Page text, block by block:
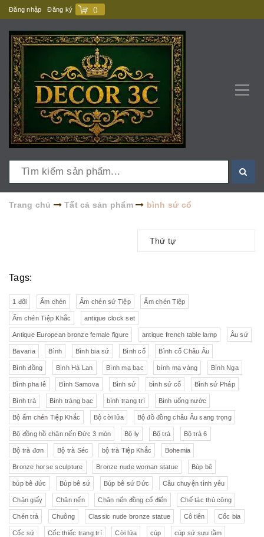
Đăng nhập Đăng ký ()
Trang chủ Tất cả sản phẩm bình sứ cổ
Thứ tự
Tags:
1 đôi Ấm chén Ấm chén sứ Tiệp Ấm chén Tiệp
Ấm chén Tiệp Khắc antique clock set
Antique European bronze female figure antique french table lamp Âu sứ
Bavaria Bình Bình bia sứ Bình cổ Bình cổ Châu Âu
Bình đồng Bình Hà Lan Bình mạ bạc bình mạ vàng Bình Nga
Bình pha lê Bình Samova Bình sứ bình sứ cổ Bình sứ Pháp
Bình trà Bình tráng bạc bình trang trí Bình uống nước
Bộ ấm chén Tiệp Khắc Bộ cời lửa Bộ đồ đồng châu Âu sang trọng
Bộ đồng hồ chân nến Đức 3 món Bộ ly Bộ trà Bộ trà 6
Bộ trà đơn Bộ trà Séc bộ trà Tiệp Khắc Bohemia
Bronze horse sculpture Bronze nude woman statue Búp bê
búp bê đức Búp bê sứ Búp bê sứ Đức Câu chuyện tình yêu
Chặn giấy Chân nến Chân nến đồng cổ điển Chế tác thủ công
Chén trà Chuông Classic nude bronze statue Cô tiên Cốc bia
Cốc sứ Cốc thiếc trang trí Cời lửa cúp cúp sứ sưu tầm